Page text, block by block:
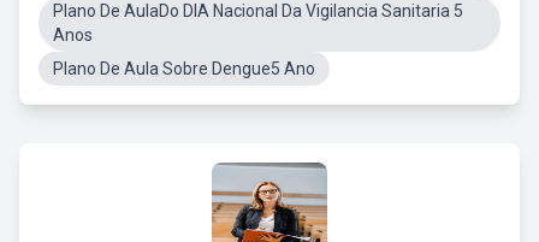
Plano De AulaDo DIA Nacional Da Vigilancia Sanitaria 5
Anos
Plano De Aula Sobre Dengue5 Ano